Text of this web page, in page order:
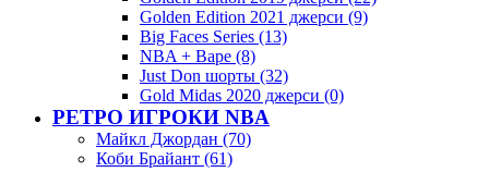
Golden Edition 2021 джерси (9)
Big Faces Series (13)
NBA + Bape (8)
Just Don шорты (32)
Gold Midas 2020 джерси (0)
РЕТРО ИГРОКИ NBA
Майкл Джордан (70)
Коби Брайант (61)